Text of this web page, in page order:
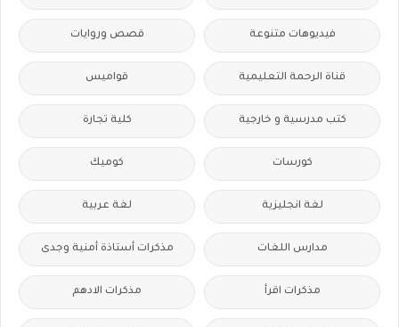
فيديوهات متنوعة قصص وروايات
قناة الرحمة التعليمية قواميس
كتب مدرسية و خارجية كلية تجارة
كورسات كوميك
لغة انجليزية لغة عربية
مدارس اللغات مذكرات أستاذة أمنية وجدى
مذكرات اقرأ مذكرات الادهم